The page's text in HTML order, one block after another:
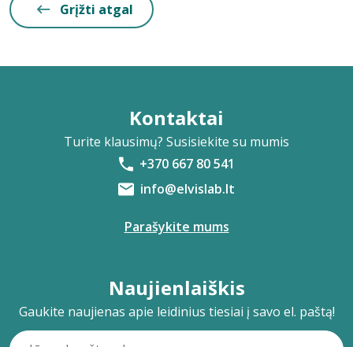
Grįžti atgal
Kontaktai
Turite klausimų? Susisiekite su mumis
+370 667 80 541
info@elvislab.lt
Parašykite mums
Naujienlaiškis
Gaukite naujienas apie leidinius tiesiai į savo el. paštą!